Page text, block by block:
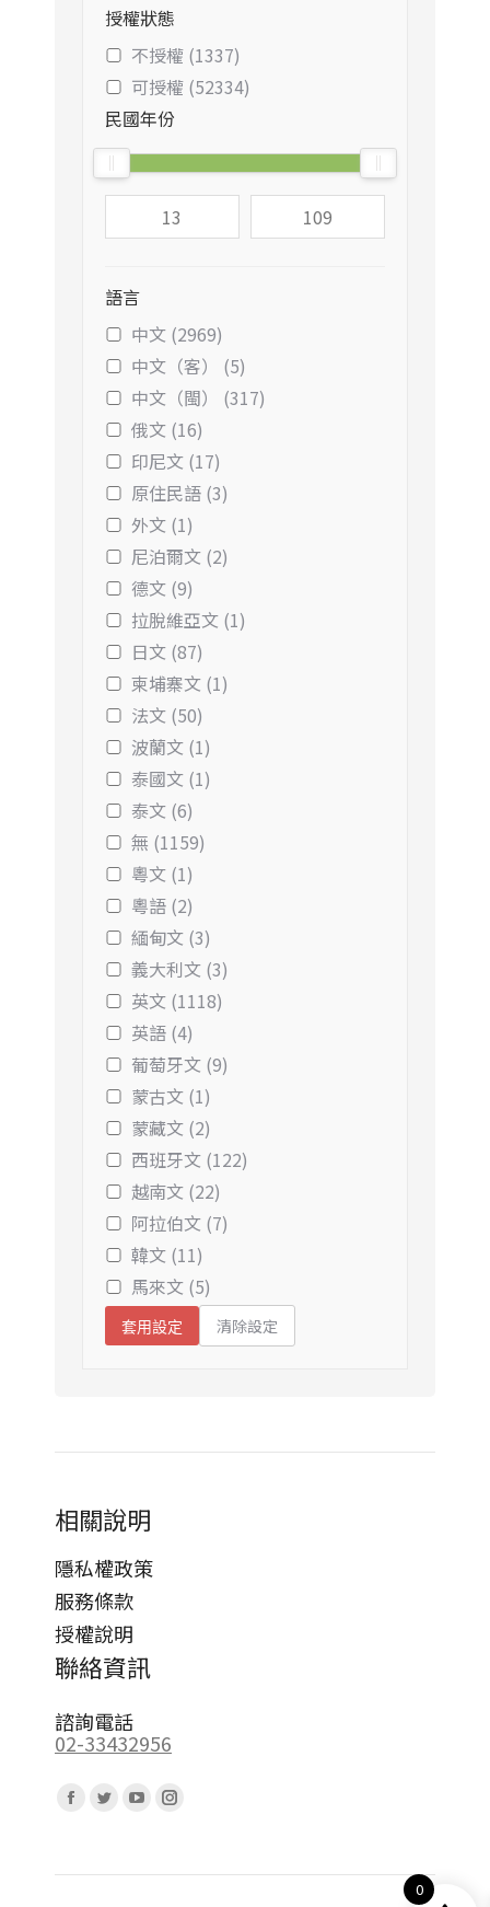
授權狀態
不授權 (1337)
可授權 (52334)
民國年份
語言
中文 (2969)
中文（客） (5)
中文（閩） (317)
俄文 (16)
印尼文 (17)
原住民語 (3)
外文 (1)
尼泊爾文 (2)
德文 (9)
拉脫維亞文 (1)
日文 (87)
柬埔寨文 (1)
法文 (50)
波蘭文 (1)
泰國文 (1)
泰文 (6)
無 (1159)
粵文 (1)
粵語 (2)
緬甸文 (3)
義大利文 (3)
英文 (1118)
英語 (4)
葡萄牙文 (9)
蒙古文 (1)
蒙藏文 (2)
西班牙文 (122)
越南文 (22)
阿拉伯文 (7)
韓文 (11)
馬來文 (5)
套用設定 清除設定
相關說明
隱私權政策
服務條款
授權說明
聯絡資訊
諮詢電話
02-33432956
Facebook
opens
Twitter
opens
YouTube
opens
Instagram
opens
0